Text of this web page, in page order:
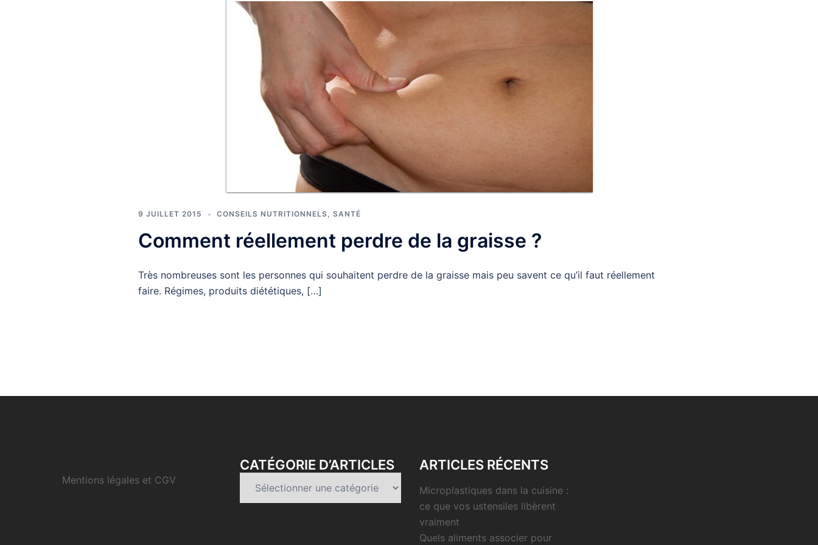
9 JUILLET 2015 CONSEILS NUTRITIONNELS, SANTÉ
Comment réellement perdre de la graisse ?
Très nombreuses sont les personnes qui souhaitent perdre de la graisse mais peu savent ce qu’il faut réellement
faire. Régimes, produits diététiques, […]
Mentions légales et CGV
CATÉGORIE D’ARTICLES ARTICLES RÉCENTS
Microplastiques dans la cuisine :
ce que vos ustensiles libèrent
vraiment
Quels aliments associer pour